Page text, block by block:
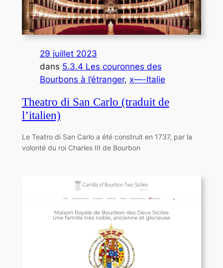
29 juillet 2023
dans 5.3.4 Les couronnes des
Bourbons à l’étranger, x—-Italie
Theatro di San Carlo (traduit de
l’italien)
Le Teatro di San Carlo a été construit en 1737, par la
volonté du roi Charles III de Bourbon